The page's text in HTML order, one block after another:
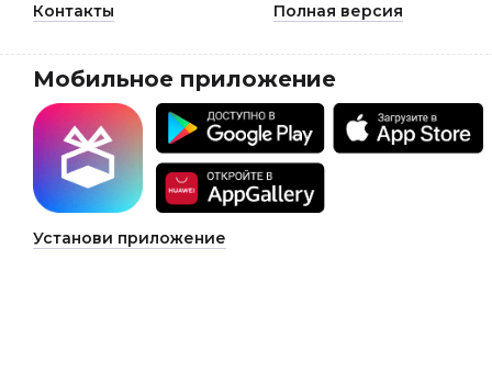
Контакты Полная версия
Мобильное приложение
Установи приложение